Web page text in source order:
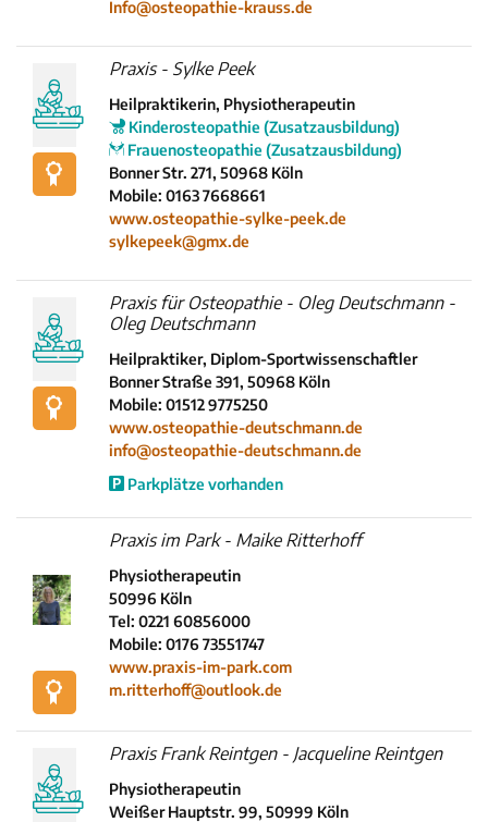
Info@osteopathie-krauss.de
Praxis - Sylke Peek
Heilpraktikerin, Physiotherapeutin
Kinderosteopathie (Zusatzausbildung)
Frauenosteopathie (Zusatzausbildung)
Bonner Str. 271, 50968 Köln
Mobile: 0163 7668661
www.osteopathie-sylke-peek.de
sylkepeek@gmx.de
Praxis für Osteopathie - Oleg Deutschmann -
Oleg Deutschmann
Heilpraktiker, Diplom-Sportwissenschaftler
Bonner Straße 391, 50968 Köln
Mobile: 01512 9775250
www.osteopathie-deutschmann.de
info@osteopathie-deutschmann.de
Parkplätze vorhanden
Praxis im Park - Maike Ritterhoff
Physiotherapeutin
50996 Köln
Tel: 0221 60856000
Mobile: 0176 73551747
www.praxis-im-park.com
m.ritterhoff@outlook.de
Praxis Frank Reintgen - Jacqueline Reintgen
Physiotherapeutin
Weißer Hauptstr. 99, 50999 Köln